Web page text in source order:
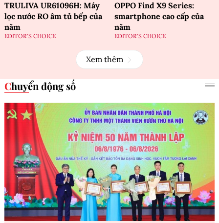
TRULIVA UR61096H: Máy
lọc nước RO âm tủ bếp của
năm
EDITOR'S CHOICE
OPPO Find X9 Series:
smartphone cao cấp của
năm
EDITOR'S CHOICE
Xem thêm
Chuyển động số